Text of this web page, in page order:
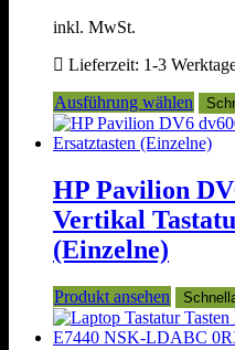
inkl. MwSt.
Lieferzeit: 1-3
Ausführung wählen
weist
auf.
Die
der
HP Pavilion
Vertikal
(Einzelne)
Produkt ansehen